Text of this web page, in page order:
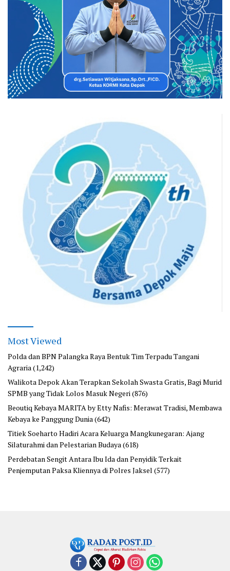
Most Viewed
Polda dan BPN Palangka Raya Bentuk Tim Terpadu Tangani
Agraria(1,242)
Walikota Depok Akan Terapkan Sekolah Swasta Gratis, Bagi Murid
SPMB yang Tidak Lolos Masuk Negeri(876)
Beoutiq Kebaya MARITA by Etty Nafis: Merawat Tradisi, Membawa
Kebaya ke Panggung Dunia(642)
Titiek Soeharto Hadiri Acara Keluarga Mangkunegaran: Ajang
Silaturahmi dan Pelestarian Budaya(618)
Perdebatan Sengit Antara Ibu Ida dan Penyidik Terkait
Penjemputan Paksa Kliennya di Polres Jaksel (577)